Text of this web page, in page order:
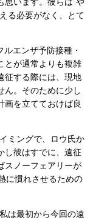
思います。彼らは"や
る必要がなく、とて
エンザ予防接種・
とが通常よりも複雑
征する際には、現地
ん。そのために少し
画を立てておけば良
ミングで、ロウ氏か
し彼はすでに、遠征
スノーフェアリーが
に慣れさせるための
は最初から今回の遠